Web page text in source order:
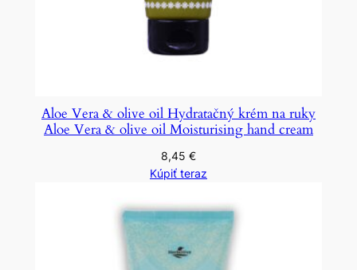
Aloe Vera & olive oil Hydratačný krém na ruky
Aloe Vera & olive oil Moisturising hand cream
8,45 €
Kúpiť teraz